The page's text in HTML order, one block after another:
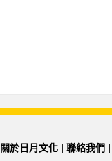
關於日月文化 | 聯絡我們 |